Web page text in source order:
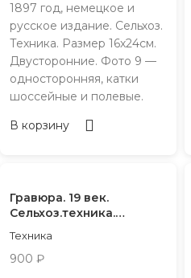
1897 год, немецкое и
русское издание. Сельхоз.
Техника. Размер 16х24см.
Двусторонние. Фото 9 —
односторонняя, катки
шоссейные и полевые.
В корзину
Гравюра. 19 век.
Сельхоз.техника.
Техника
900 ₽